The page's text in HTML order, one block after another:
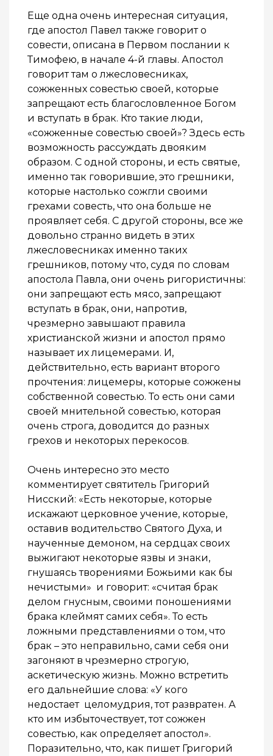
Еще одна очень интересная ситуация,
где апостол Павел также говорит о
совести, описана в Первом послании к
Тимофею, в начале 4-й главы. Апостол
говорит там о лжесловесниках,
сожженных совестью своей, которые
запрещают есть благословленное Богом
и вступать в брак. Кто такие люди,
«сожженные совестью своей»? Здесь есть
возможность рассуждать двояким
образом. С одной стороны, и есть святые,
именно так говорившие, это грешники,
которые настолько сожгли своими
грехами совесть, что она больше не
проявляет себя. С другой стороны, все же
довольно странно видеть в этих
лжесловесниках именно таких
грешников, потому что, судя по словам
апостола Павла, они очень ригористичны:
они запрещают есть мясо, запрещают
вступать в брак, они, напротив,
чрезмерно завышают правила
христианской жизни и апостол прямо
называет их лицемерами. И,
действительно, есть вариант второго
прочтения: лицемеры, которые сожжены
собственной совестью. То есть они сами
своей мнительной совестью, которая
очень строга, доводится до разных
грехов и некоторых перекосов.
Очень интересно это место
комментирует святитель Григорий
Нисский: «Есть некоторые, которые
искажают церковное учение, которые,
оставив водительство Святого Духа, и
наученные демоном, на сердцах своих
выжигают некоторые язвы и знаки,
гнушаясь творениями Божьими как бы
нечистыми» и говорит: «считая брак
делом гнусным, своими поношениями
брака клеймят самих себя». То есть
ложными представлениями о том, что
брак – это неправильно, сами себя они
загоняют в чрезмерно строгую,
аскетическую жизнь. Можно встретить
его дальнейшие слова: «У кого
недостает целомудрия, тот развратен. А
кто им избыточествует, тот сожжен
совестью, как определяет апостол».
Поразительно, что, как пишет Григорий